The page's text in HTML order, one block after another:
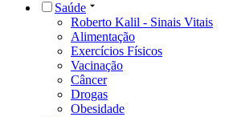
Saúde
Roberto Kalil - Sinais Vitais
Alimentação
Exercícios Físicos
Vacinação
Câncer
Drogas
Obesidade